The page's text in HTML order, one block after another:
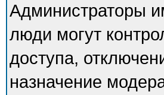
Администраторы
люди могут
доступа,
назначение